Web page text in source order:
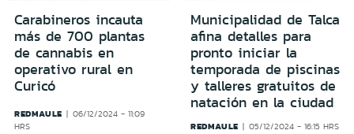
Carabineros incauta
más de 700 plantas
de cannabis en
operativo rural en
Curicó
REDMAULE
06/12/2024 - 11:09
HRS
Municipalidad de Talca
afina detalles para
pronto iniciar la
temporada de piscinas
y talleres gratuitos de
natación en la ciudad
REDMAULE 05/12/2024 - 16:15 HRS